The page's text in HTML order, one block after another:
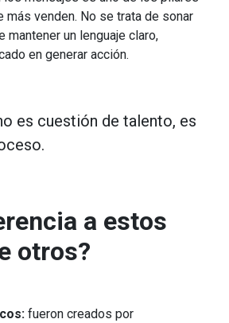
más venden. No se trata de sonar
mantener un lenguaje claro,
en generar acción.
es cuestión de talento, es
a estos
otros?
fueron creados por